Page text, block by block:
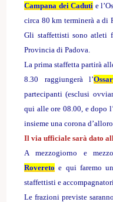
Campana dei Caduti e
circa 80 km terminerà a di
Gli staffettisti sono atleti
Provincia di Padova.
La prima staffetta partirà
8.30 raggiungerà l’
partecipanti (esclusi
qui alle ore 08.00, e dopo
insieme una corona
Il via ufficiale sarà dato
A mezzogiorno e
Rovereto e qui faremo
staffettisti e
Le frazioni previste